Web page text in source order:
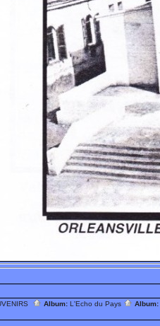
Album: L'Echo du Pays Album: